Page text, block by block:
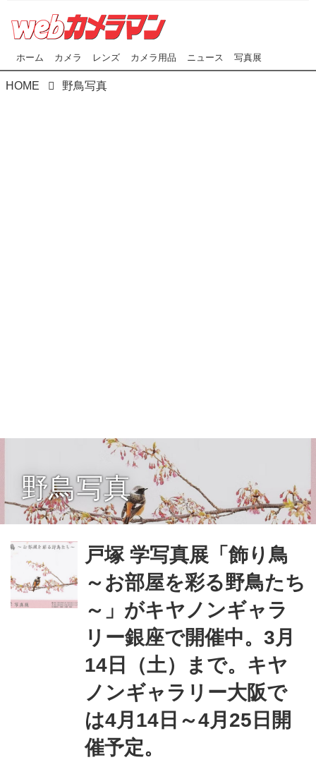
ホーム カメラ レンズ カメラ用品 ニュース 写真展
HOME 野鳥写真
野鳥写真
戸塚 学写真展「飾り鳥
～お部屋を彩る野鳥たち
～」がキヤノンギャラ
リー銀座で開催中。3月
14日（土）まで。キヤ
ノンギャラリー大阪で
は4月14日～4月25日開
催予定。